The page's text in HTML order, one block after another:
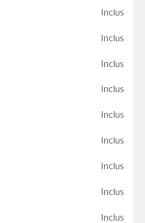
Inclus
Inclus
Inclus
Inclus
Inclus
Inclus
Inclus
Inclus
Inclus